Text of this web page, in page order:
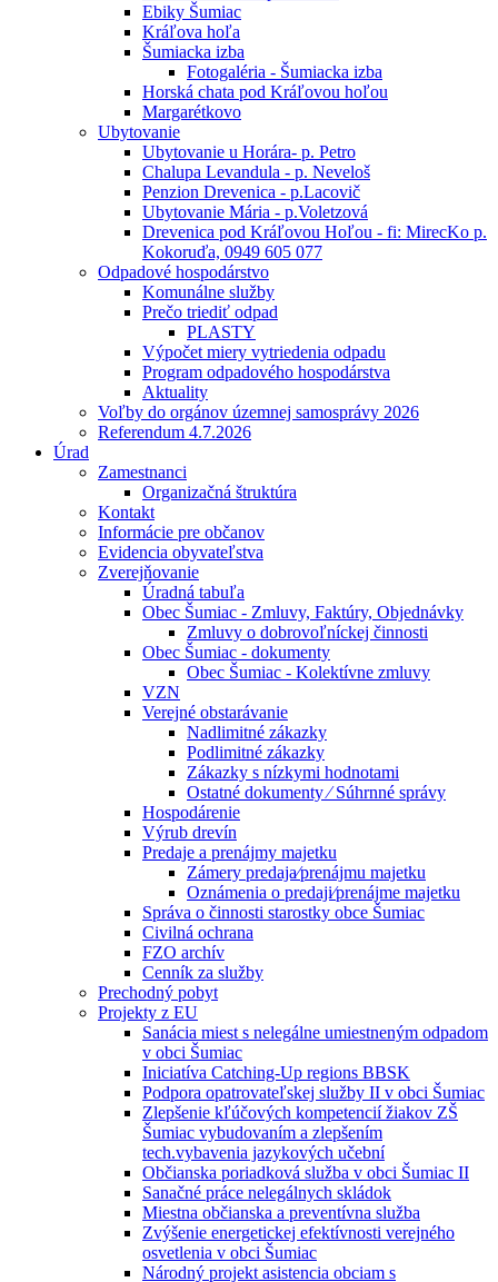
Ebiky Šumiac
Kráľova hoľa
Šumiacka izba
Fotogaléria - Šumiacka izba
Horská chata pod Kráľovou hoľou
Margarétkovo
Ubytovanie
Ubytovanie u Horára- p. Petro
Chalupa Levandula - p. Neveloš
Penzion Drevenica - p.Lacovič
Ubytovanie Mária - p.Voletzová
Drevenica pod Kráľovou Hoľou - fi: MirecKo p.
Kokoruďa, 0949 605 077
Odpadové hospodárstvo
Komunálne služby
Prečo triediť odpad
PLASTY
Výpočet miery vytriedenia odpadu
Program odpadového hospodárstva
Aktuality
Voľby do orgánov územnej samosprávy 2026
Referendum 4.7.2026
Úrad
Zamestnanci
Organizačná štruktúra
Kontakt
Informácie pre občanov
Evidencia obyvateľstva
Zverejňovanie
Úradná tabuľa
Obec Šumiac - Zmluvy, Faktúry, Objednávky
Zmluvy o dobrovoľníckej činnosti
Obec Šumiac - dokumenty
Obec Šumiac - Kolektívne zmluvy
VZN
Verejné obstarávanie
Nadlimitné zákazky
Podlimitné zákazky
Zákazky s nízkymi hodnotami
Ostatné dokumenty ⁄ Súhrnné správy
Hospodárenie
Výrub drevín
Predaje a prenájmy majetku
Zámery predaja⁄prenájmu majetku
Oznámenia o predaji⁄prenájme majetku
Správa o činnosti starostky obce Šumiac
Civilná ochrana
FZO archív
Cenník za služby
Prechodný pobyt
Projekty z EU
Sanácia miest s nelegálne umiestneným odpadom
v obci Šumiac
Iniciatíva Catching-Up regions BBSK
Podpora opatrovateľskej služby II v obci Šumiac
Zlepšenie kľúčových kompetencií žiakov ZŠ
Šumiac vybudovaním a zlepšením
tech.vybavenia jazykových učební
Občianska poriadková služba v obci Šumiac II
Sanačné práce nelegálnych skládok
Miestna občianska a preventívna služba
Zvýšenie energetickej efektívnosti verejného
osvetlenia v obci Šumiac
Národný projekt asistencia obciam s